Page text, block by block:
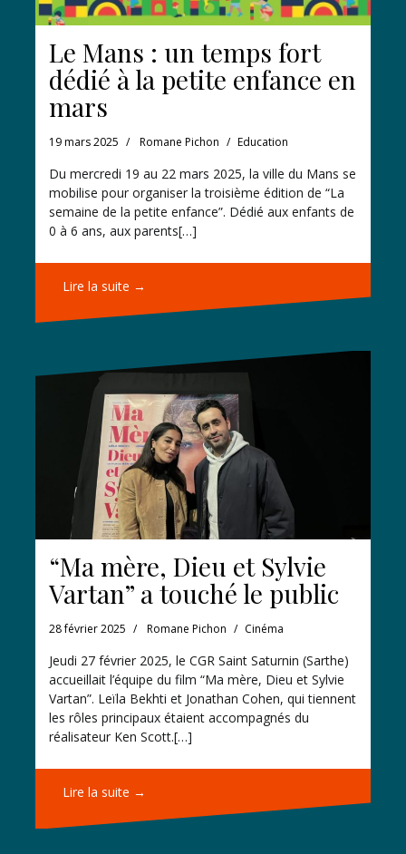
Le Mans : un temps fort
dédié à la petite enfance en
mars
19 mars 2025 Romane Pichon Education
Du mercredi 19 au 22 mars 2025, la ville du Mans se
mobilise pour organiser la troisième édition de “La
semaine de la petite enfance”. Dédié aux enfants de
0 à 6 ans, aux parents[…]
Lire la suite →
“Ma mère, Dieu et Sylvie
Vartan” a touché le public
28 février 2025 Romane Pichon Cinéma
Jeudi 27 février 2025, le CGR Saint Saturnin (Sarthe)
accueillait l’équipe du film “Ma mère, Dieu et Sylvie
Vartan”. Leïla Bekhti et Jonathan Cohen, qui tiennent
les rôles principaux étaient accompagnés du
réalisateur Ken Scott.[…]
Lire la suite →